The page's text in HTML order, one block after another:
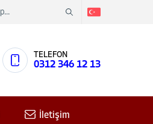
TELEFON
0312 346 12 13
İletişim